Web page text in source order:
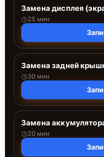
Замена дисплея
25 мин
Замена задней
30 мин
Замена
20 мин